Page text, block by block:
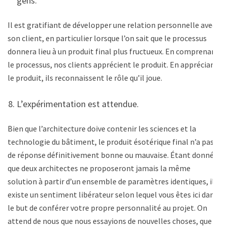
Il est gratifiant de développer une relation personnelle avec
son client, en particulier lorsque l’on sait que le processus
donnera lieu à un produit final plus fructueux. En comprenant
le processus, nos clients apprécient le produit. En appréciant
le produit, ils reconnaissent le rôle qu’il joue.
L’expérimentation est attendue.
Bien que l’architecture doive contenir les sciences et la
technologie du bâtiment, le produit ésotérique final n’a pas
de réponse définitivement bonne ou mauvaise. Étant donné
que deux architectes ne proposeront jamais la même
solution à partir d’un ensemble de paramètres identiques, il
existe un sentiment libérateur selon lequel vous êtes ici dans
le but de conférer votre propre personnalité au projet. On
attend de nous que nous essayions de nouvelles choses, que